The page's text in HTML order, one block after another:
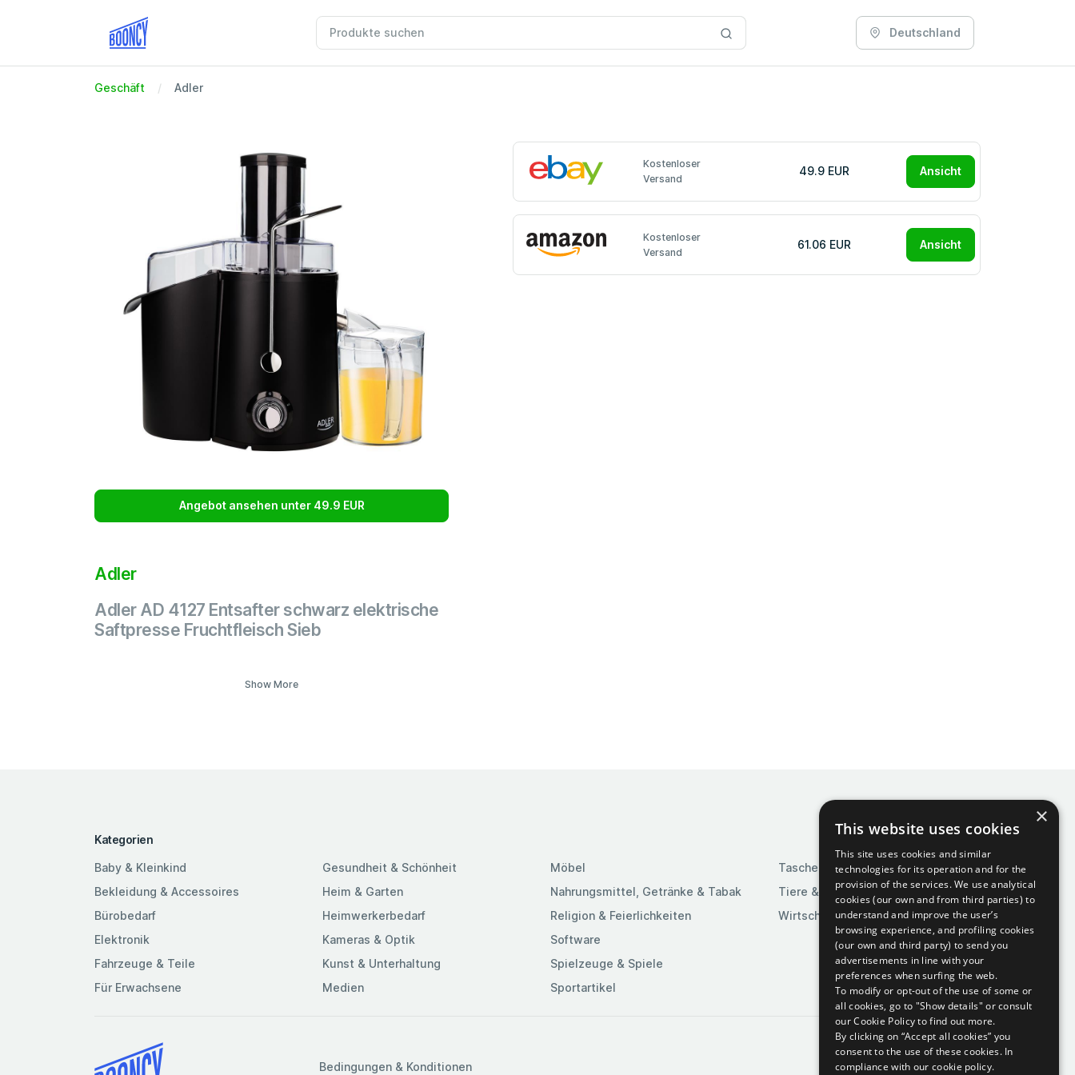
Deutschland
Geschäft Adler
Angebot ansehen unter 49.9 EUR
Adler
Adler AD 4127 Entsafter schwarz elektrische
Saftpresse Fruchtfleisch Sieb
Show More
Kostenloser
Versand
49.9 EUR Ansicht
Kostenloser
Versand
61.06 EUR Ansicht
Kategorien
Baby & Kleinkind
Bekleidung & Accessoires
Bürobedarf
Elektronik
Fahrzeuge & Teile
Für Erwachsene
Gesundheit & Schönheit
Heim & Garten
Heimwerkerbedarf
Kameras & Optik
Kunst & Unterhaltung
Medien
Möbel
Nahrungsmittel, Getränke & Tabak
Religion & Feierlichkeiten
Software
Spielzeuge & Spiele
Sportartikel
Taschen & Gepäck
Tiere & Tierbedarf
Wirtschaft & Industrie
Bedingungen & Konditionen
×
This website uses cookies
This site uses cookies and similar
technologies for its operation and for the
provision of the services. We use analytical
cookies (our own and from third parties) to
understand and improve the user’s
browsing experience, and profiling cookies
(our own and third party) to send you
advertisements in line with your
preferences when surfing the web.
To modify or opt-out of the use of some or
all cookies, go to "Show details" or consult
our Cookie Policy to find out more.
By clicking on “Accept all cookies” you
consent to the use of these cookies. In
compliance with our cookie policy.